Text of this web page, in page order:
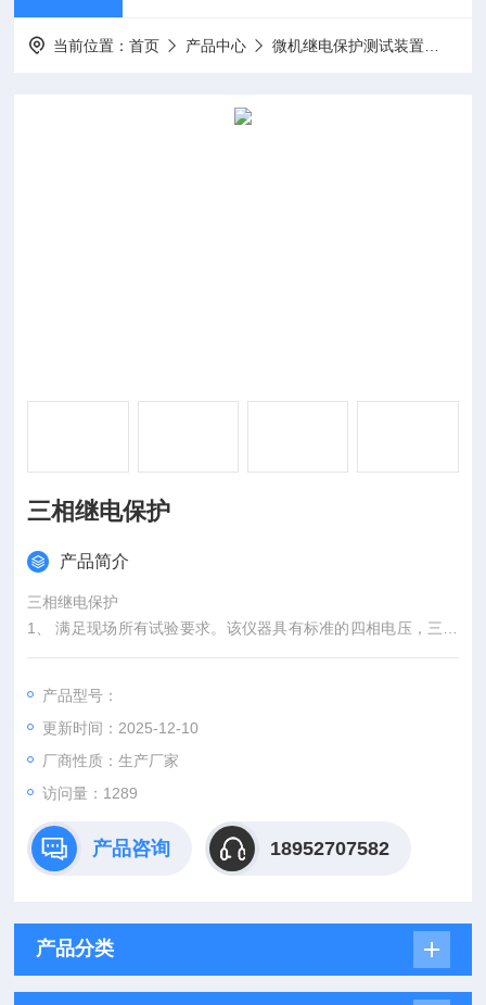
当前位置：首页 产品中心 微机继电保护测试装置
三相继电保护
产品简介
三相继电保护
1、 满足现场所有试验要求。该仪器具有标准的四相电压，三相
电流输出，电压125V/相，电流40A/相。三相并联可达120A。既
机保护进行各种试验，特别是对变压器差功保护和备自投装置，
试验更加方便和*。
2、 各种技术指标*达到电力部颁发的DL/T624-1997《继电保护
微机型试 验装置技术条件
产品型号：
更新时间：2025-12-10
厂商性质：生产厂家
访问量：1289
产品咨询 18952707582
产品分类